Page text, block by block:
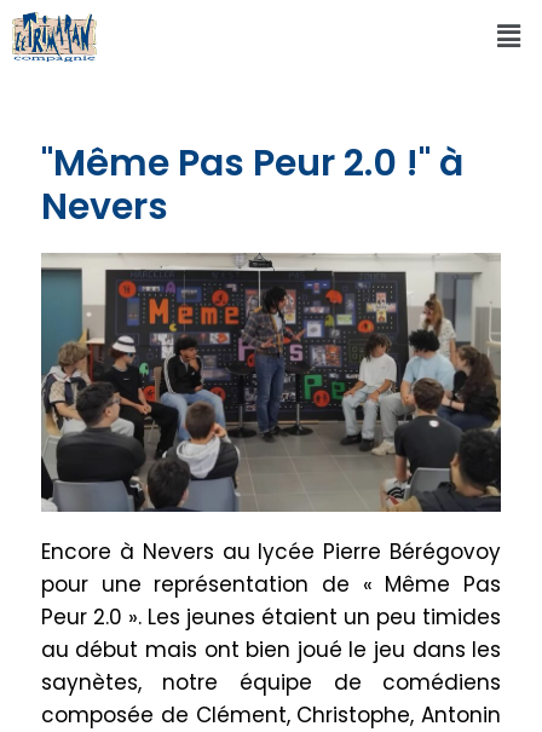
"Même Pas Peur 2.0 !" à
Nevers
Encore à Nevers au lycée Pierre Bérégovoy
pour une représentation de « Même Pas
Peur 2.0 ». Les jeunes étaient un peu timides
au début mais ont bien joué le jeu dans les
saynètes, notre équipe de comédiens
composée de Clément, Christophe, Antonin